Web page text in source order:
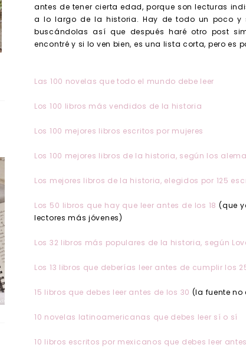
antes de tener cierta edad, porque son lecturas
a lo largo de la historia. Hay de todo un poco y
buscándolas así que después haré otro post
encontré y si lo ven bien, es una lista corta, pero es
Las 100 novelas que todo el mundo debe leer
Los 100 libros más vendidos de la historia
Los 100 mejores libros escritos por mujeres
Los 100 mejores libros de la historia, según los
Los mejores libros de la historia, elegidos por 125
Los 50 libros que hay que leer antes de los 18 (que
lectores más jóvenes)
Los 32 libros más populares de la historia, según
Los 13 libros que deberías leer antes de cumplir los
15 libros que debes leer antes de los 30 (la fuente no
10 novelas latinoamericanas que debes leer sí o sí
10 libros escritos por mexicanos que debes leer